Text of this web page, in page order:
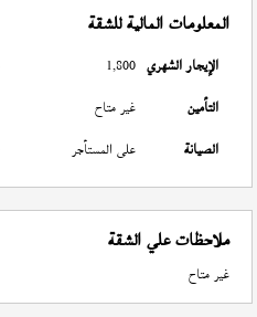
المعلومات المالية للشقة
الإيجار الشهري 1,800
التأمين
غير متاح
الصيانة
على المستأجر
ملاحظات علي الشقة
غير متاح